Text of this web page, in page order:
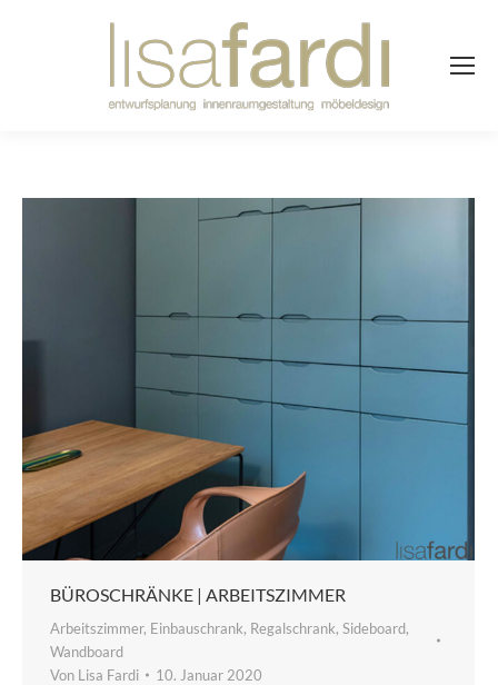
BÜROSCHRÄNKE | ARBEITSZIMMER
Arbeitszimmer, Einbauschrank, Regalschrank, Sideboard,
Wandboard
Von Lisa Fardi 10. Januar 2020